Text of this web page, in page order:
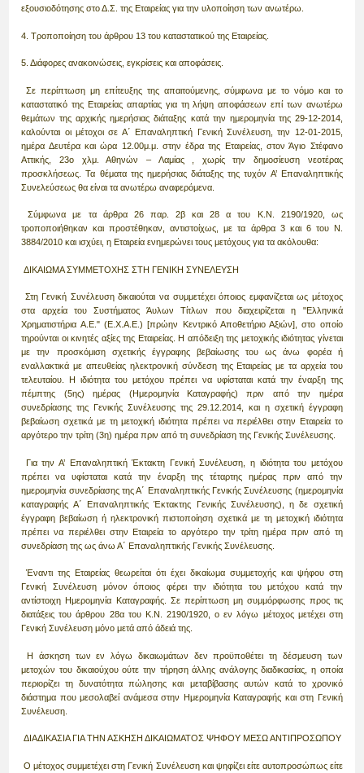
εξουσιοδότησης στο Δ.Σ. της Εταιρείας για την υλοποίηση των ανωτέρω.
4. Τροποποίηση του άρθρου 13 του καταστατικού της Εταιρείας.
5. Διάφορες ανακοινώσεις, εγκρίσεις και αποφάσεις.
Σε περίπτωση μη επίτευξης της απαιτούμενης, σύμφωνα με το νόμο και το
καταστατικό της Εταιρείας απαρτίας για τη λήψη αποφάσεων επί των ανωτέρω
θεμάτων της αρχικής ημερήσιας διάταξης κατά την ημερομηνία της 29-12-2014,
καλούνται οι μέτοχοι σε Α΄ Επαναληπτική Γενική Συνέλευση, την 12-01-2015,
ημέρα Δευτέρα και ώρα 12.00μ.μ. στην έδρα της Εταιρείας, στον Άγιο Στέφανο
Αττικής, 23ο χλμ. Αθηνών – Λαμίας , χωρίς την δημοσίευση νεοτέρας
προσκλήσεως. Τα θέματα της ημερήσιας διάταξης της τυχόν Α’ Επαναληπτικής
Συνελεύσεως θα είναι τα ανωτέρω αναφερόμενα.
Σύμφωνα με τα άρθρα 26 παρ. 2β και 28 α του Κ.Ν. 2190/1920, ως
τροποποιήθηκαν και προστέθηκαν, αντιστοίχως, με τα άρθρα 3 και 6 του Ν.
3884/2010 και ισχύει, η Εταιρεία ενημερώνει τους μετόχους για τα ακόλουθα:
ΔΙΚΑΙΩΜΑ ΣΥΜΜΕΤΟΧΗΣ ΣΤΗ ΓΕΝΙΚΗ ΣΥΝΕΛΕΥΣΗ
Στη Γενική Συνέλευση δικαιούται να συμμετέχει όποιος εμφανίζεται ως μέτοχος
στα αρχεία του Συστήματος Άυλων Τίτλων που διαχειρίζεται η "Ελληνικά
Χρηματιστήρια Α.Ε." (Ε.Χ.Α.Ε.) [πρώην Κεντρικό Αποθετήριο Αξιών], στο οποίο
τηρούνται οι κινητές αξίες της Εταιρείας. Η απόδειξη της μετοχικής ιδιότητας γίνεται
με την προσκόμιση σχετικής έγγραφης βεβαίωσης του ως άνω φορέα ή
εναλλακτικά με απευθείας ηλεκτρονική σύνδεση της Εταιρείας με τα αρχεία του
τελευταίου. Η ιδιότητα του μετόχου πρέπει να υφίσταται κατά την έναρξη της
πέμπτης (5ης) ημέρας (Ημερομηνία Καταγραφής) πριν από την ημέρα
συνεδρίασης της Γενικής Συνέλευσης της 29.12.2014, και η σχετική έγγραφη
βεβαίωση σχετικά με τη μετοχική ιδιότητα πρέπει να περιέλθει στην Εταιρεία το
αργότερο την τρίτη (3η) ημέρα πριν από τη συνεδρίαση της Γενικής Συνέλευσης.
Για την Α’ Επαναληπτική Έκτακτη Γενική Συνέλευση, η ιδιότητα του μετόχου
πρέπει να υφίσταται κατά την έναρξη της τέταρτης ημέρας πριν από την
ημερομηνία συνεδρίασης της Α΄ Επαναληπτικής Γενικής Συνέλευσης (ημερομηνία
καταγραφής Α΄ Επαναληπτικής Έκτακτης Γενικής Συνέλευσης), η δε σχετική
έγγραφη βεβαίωση ή ηλεκτρονική πιστοποίηση σχετικά με τη μετοχική ιδιότητα
πρέπει να περιέλθει στην Εταιρεία το αργότερο την τρίτη ημέρα πριν από τη
συνεδρίαση της ως άνω Α΄ Επαναληπτικής Γενικής Συνέλευσης.
Έναντι της Εταιρείας θεωρείται ότι έχει δικαίωμα συμμετοχής και ψήφου στη
Γενική Συνέλευση μόνον όποιος φέρει την ιδιότητα του μετόχου κατά την
αντίστοιχη Ημερομηνία Καταγραφής. Σε περίπτωση μη συμμόρφωσης προς τις
διατάξεις του άρθρου 28α του Κ.Ν. 2190/1920, ο εν λόγω μέτοχος μετέχει στη
Γενική Συνέλευση μόνο μετά από άδειά της.
Η άσκηση των εν λόγω δικαιωμάτων δεν προϋποθέτει τη δέσμευση των
μετοχών του δικαιούχου ούτε την τήρηση άλλης ανάλογης διαδικασίας, η οποία
περιορίζει τη δυνατότητα πώλησης και μεταβίβασης αυτών κατά το χρονικό
διάστημα που μεσολαβεί ανάμεσα στην Ημερομηνία Καταγραφής και στη Γενική
Συνέλευση.
ΔΙΑΔΙΚΑΣΙΑ ΓΙΑ ΤΗΝ ΑΣΚΗΣΗ ΔΙΚΑΙΩΜΑΤΟΣ ΨΗΦΟΥ ΜΕΣΩ ΑΝΤΙΠΡΟΣΩΠΟΥ
Ο μέτοχος συμμετέχει στη Γενική Συνέλευση και ψηφίζει είτε αυτοπροσώπως είτε